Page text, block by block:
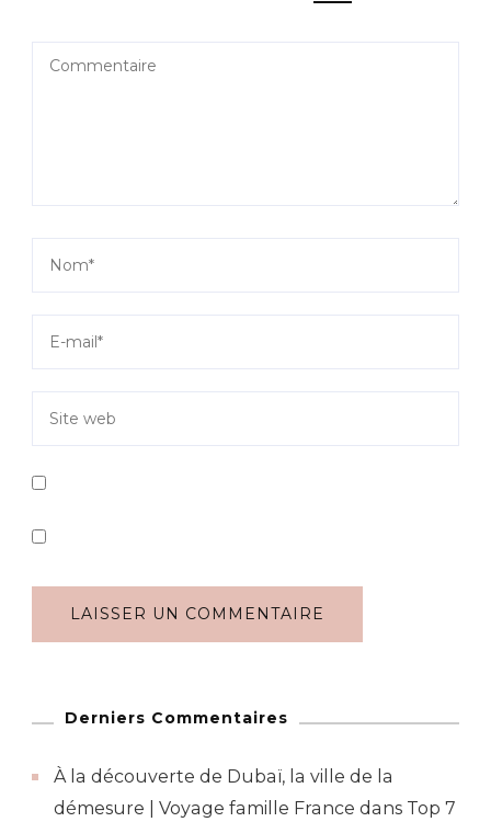
Derniers Commentaires
À la découverte de Dubaï, la ville de la
démesure | Voyage famille France dans Top 7